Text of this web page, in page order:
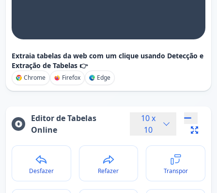
Extraia tabelas da web com um clique usando Detecção e
Extração de Tabelas 👉
Chrome Firefox Edge
Editor de Tabelas
Online
10x
10
Desfazer Refazer Transpor